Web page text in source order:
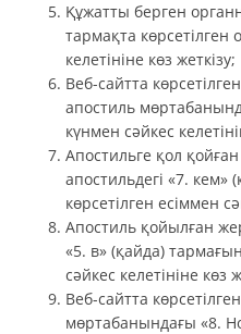
Құжатты берген
тармақта көрсетілген
келетініне көз жеткізу;
Веб-сайтта
апостиль
күнмен сәйкес
Апостильге қол
апостильдегі «7. кем»
көрсетілген есіммен
Апостиль қойылған
«5. в» (қайда)
сәйкес келетініне көз
Веб-сайтта
мөртабанындағы «8.